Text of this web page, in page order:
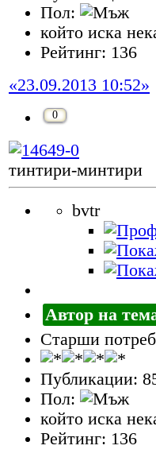
Пол:
който иска
Рейтинг: 136
«23.09.2013 10:52»
0
тинтири-минтири
bvtr
Автор на
Старши
Публикации:
Пол:
който иска
Рейтинг: 136